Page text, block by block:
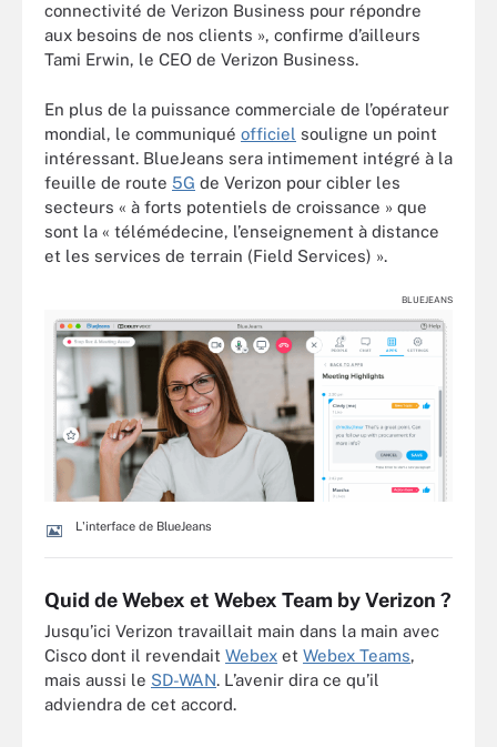
connectivité de Verizon Business pour répondre
aux besoins de nos clients », confirme d’ailleurs
Tami Erwin, le CEO de Verizon Business.
En plus de la puissance commerciale de l’opérateur
mondial, le communiqué officiel souligne un point
intéressant. BlueJeans sera intimement intégré à la
feuille de route 5G de Verizon pour cibler les
secteurs « à forts potentiels de croissance » que
sont la « télémédecine, l’enseignement à distance
et les services de terrain (Field Services) ».
BLUEJEANS
L'interface de BlueJeans
Quid de Webex et Webex Team by Verizon ?
Jusqu’ici Verizon travaillait main dans la main avec
Cisco dont il revendait Webex et Webex Teams,
mais aussi le SD-WAN. L’avenir dira ce qu’il
adviendra de cet accord.